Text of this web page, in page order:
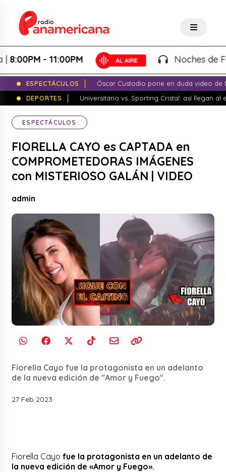
- 11:00PM Noches de
ESPECTÁCULOS
Óscar Custodio pone en duda video de
DEPORTES
Universitario vs. Sporting Cristal: así llegan al
ESPECTÁCULOS
FIORELLA CAYO es CAPTADA en
COMPROMETEDORAS IMÁGENES
con MISTERIOSO GALÁN | VIDEO
admin
Fiorella Cayo fue la protagonista en un adelanto
de la nueva edición de "Amor y Fuego".
27 Feb 2023
Fiorella Cayofue la protagonista en un adelanto de
la nueva edición de «Amor y Fuego».